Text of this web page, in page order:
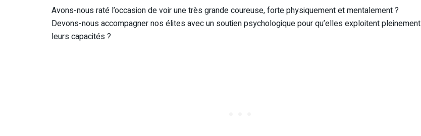
Avons-nous raté l’occasion de voir une très grande coureuse, forte physiquement et mentalement ?
Devons-nous accompagner nos élites avec un soutien psychologique pour qu’elles exploitent pleinement
leurs capacités ?